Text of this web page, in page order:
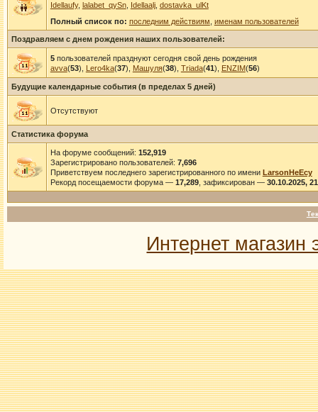
Idellaufy, lalabet_qySn, Idellaalj, dostavka_ulKt
Полный список по: последним действиям именам пользователей
Поздравляем с днем рождения наших пользователей:
5пользователей празднуют сегодня свой день рождения
avva(53), Lero4ka(37), Машуля(38), Triada(41), ENZIM(56)
Будущие календарные события (в пределах 5 дней)
Отсутствуют
Статистика форума
На форуме сообщений: 152,919
Зарегистрировано пользователей: 7,696
Приветствуем последнего зарегистрированного по имени LarsonHeEcy
Рекорд посещаемости форума — 17,289, зафиксирован — 30.10.2025,
Интернет